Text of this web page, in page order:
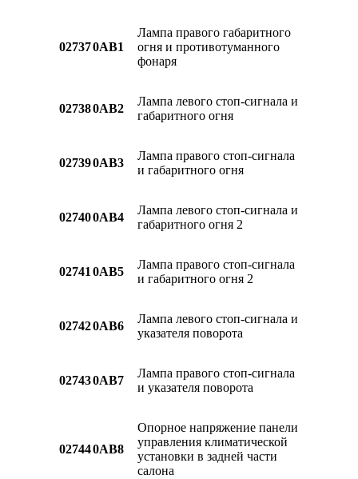
027370AB1
Лампа правого габаритного
огня и противотуманного
фонаря
027380AB2
Лампа левого стоп-сигнала и
габаритного огня
027390AB3
Лампа правого стоп-сигнала
и габаритного огня
027400AB4
Лампа левого стоп-сигнала и
габаритного огня 2
02741 0AB5
Лампа правого стоп-сигнала
и габаритного огня 2
027420AB6
Лампа левого стоп-сигнала и
указателя поворота
027430AB7
Лампа правого стоп-сигнала
и указателя поворота
027440AB8
Опорное напряжение панели
управления климатической
установки в задней части
салона